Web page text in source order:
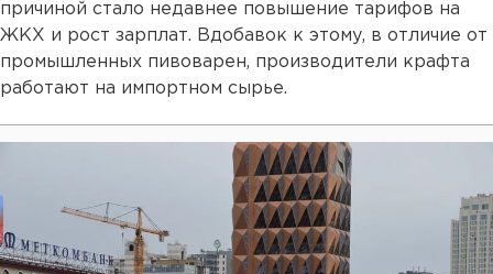
причиной стало недавнее повышение тарифов на
ЖКХ и рост зарплат. Вдобавок к этому, в отличие от
промышленных пивоварен, производители крафта
работают на импортном сырье.